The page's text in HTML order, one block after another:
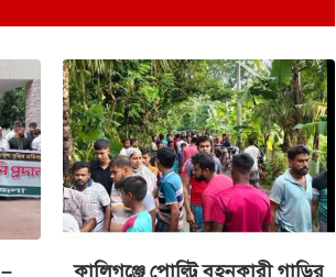
কালিগঞ্জে পোল্ট্রি বহনকারী গাড়ির